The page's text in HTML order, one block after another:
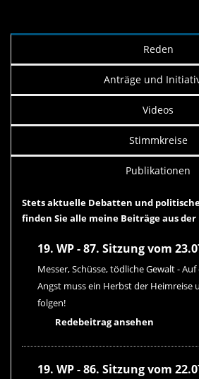
Reden
Anträge und
Videos
Stimmkreise
Publikationen
Stets aktuelle Debatten und
finden Sie alle meine Beiträge aus
19. WP - 87. Sitzung vom
Messer, Schüsse, tödliche Gewalt -
Angst muss ein Herbst der Heimreise
folgen!
Redebeitrag ansehen
19. WP - 86. Sitzung vom